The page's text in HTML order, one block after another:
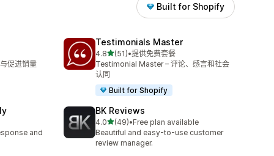
Built for Shopify
促进销量
Testimonials Master
4.8星（满分 5 星）
(51)
总共 51 条评论
•提供免费套餐
Testimonial Master – 评论、感言和社会
认同
Built for Shopify
and
BK Reviews
4.0星（满分 5 星）
(49)
总共 49 条评论
•Free plan available
Beautiful and easy-to-use customer
review manager.